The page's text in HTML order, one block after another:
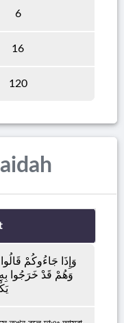
6
16
120
وَإِذَا جَاءُوكُمْ
وَهُمْ قَدْ خَرَجُوا بِهِ